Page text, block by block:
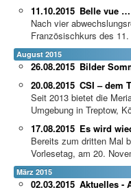
Belle vue
11.10.2015
Nach vier
Französischkurs des
August 2015
Bilder
26.08.2015
CSI – dem
20.08.2015
Seit 2013 bietet die
Umgebung in Treptow,
Es wird
17.08.2015
Bereits zum dritten Mal
Vorlesetag, am 20.
März 2015
Aktuelles -
02.03.2015